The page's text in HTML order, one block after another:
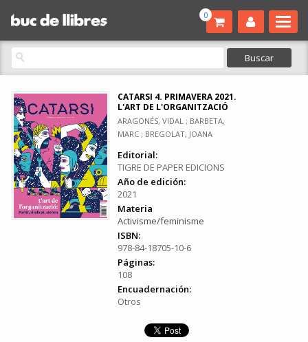
0
CATARSI 4. PRIMAVERA 2021.
L'ART DE L'ORGANITZACIÓ
ARAGONÉS, VIDAL ; BARBETA,
MARC ; BREGOLAT, JOANA
Editorial:
TIGRE DE PAPER EDICIONS
Año de edición:
2021
Materia
Activisme/feminisme
ISBN:
978-84-18705-10-6
Páginas:
108
Encuadernación:
Otros